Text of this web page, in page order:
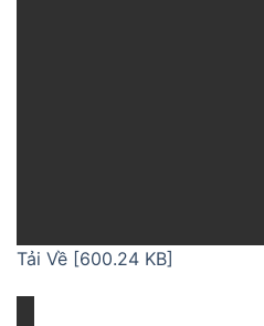
Tải Về [600.24 KB]